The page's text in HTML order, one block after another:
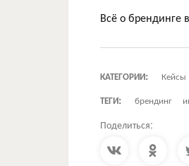
Всё о брендинге в
КАТЕГОРИИ:
Кейсы
ТЕГИ:
брендинг
Поделиться: